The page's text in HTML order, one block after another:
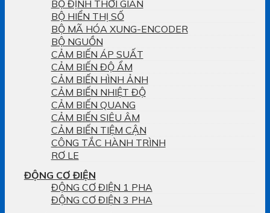
BỘ ĐỊNH THỜI GIAN
BỘ HIỂN THỊ SỐ
BỘ MÃ HÓA XUNG-ENCODER
BỘ NGUỒN
CẢM BIẾN ÁP SUẤT
CẢM BIẾN ĐỘ ẨM
CẢM BIẾN HÌNH ẢNH
CẢM BIẾN NHIỆT ĐỘ
CẢM BIẾN QUANG
CẢM BIẾN SIÊU ÂM
CẢM BIẾN TIỆM CẬN
CÔNG TẮC HÀNH TRÌNH
RƠ LE
ĐỘNG CƠ ĐIỆN
ĐỘNG CƠ ĐIỆN 1 PHA
ĐỘNG CƠ ĐIỆN 3 PHA